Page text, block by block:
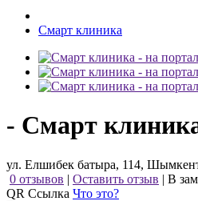
Смарт клиника
- Смарт
ул. Елшибек батыра, 114,
0 отзывов | Оставить отзыв | В
QR Ссылка Что это?